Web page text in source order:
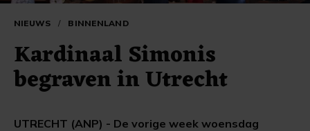
NIEUWS / BINNENLAND
Kardinaal Simonis
begraven in Utrecht
UTRECHT (ANP) - De vorige week woensdag